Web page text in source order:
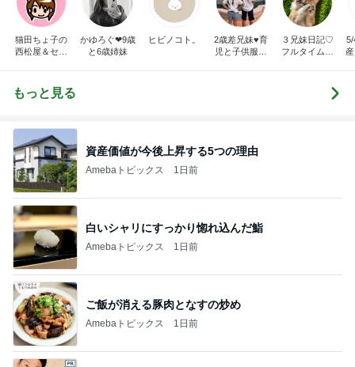
猫田ちょ子の
西松屋＆セー
かゆろぐ‪‪❤︎‬9歳
と6歳姉妹
ヒビノコト。
2歳差兄妹♥︎育
児と子供服ブ
３兄妹日記♡
フルタイムワ
もっと見る
資産価値が今後上昇する5つの理由
Amebaトピックス 1日前
白いシャリにすっかり惚れ込んだ鮨
Amebaトピックス 1日前
ご飯が消える豚肉となすの炒め
Amebaトピックス 1日前